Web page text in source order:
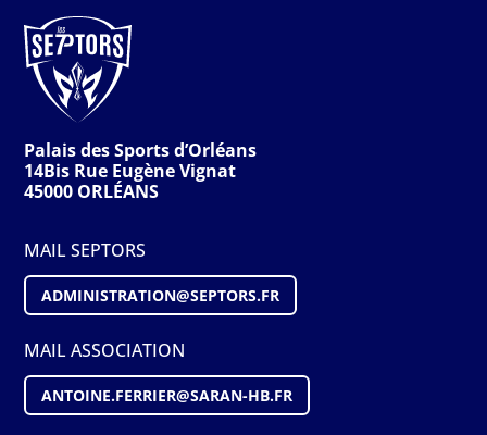
Palais des Sports d’Orléans
14Bis Rue Eugène Vignat
45000 ORLÉANS
MAIL SEPTORS
ADMINISTRATION@SEPTORS.FR
MAIL ASSOCIATION
ANTOINE.FERRIER@SARAN-HB.FR